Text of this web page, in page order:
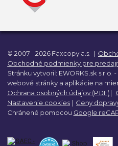
© 2007 - 2026 Faxcopy a.s. |
Obchodné podmienky pre
Stránku vytvoril: EWORKS.sk s.r.o. -
webové stránky a aplikácie na
Ochrana osobných údajov (PDF) |
Nastavenie cookies | Ceny
Chránené pomocou Google